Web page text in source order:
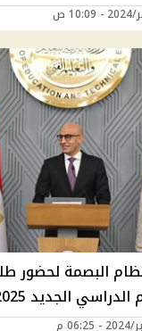
البصمة لحضور
الجديد 2025| ما القصة؟